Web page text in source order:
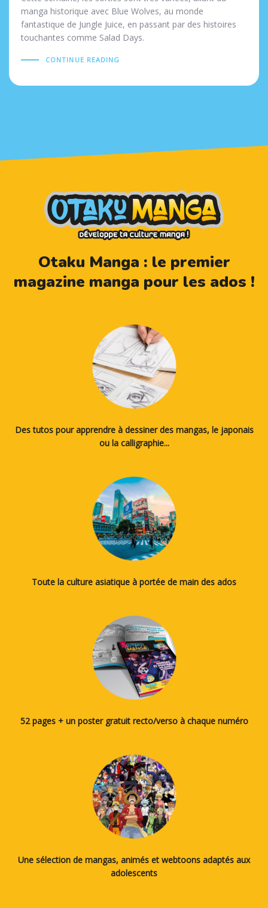
manga historique avec Blue Wolves, au monde
fantastique de Jungle Juice, en passant par des histoires
touchantes comme Salad Days.
CONTINUE READING
Otaku Manga : le premier
magazine manga pour les ados !
Des tutos pour apprendre à dessiner des mangas, le japonais
ou la calligraphie...
Toute la culture asiatique à portée de main des ados
52 pages + un poster gratuit recto/verso à chaque numéro
Une sélection de mangas, animés et webtoons adaptés aux
adolescents